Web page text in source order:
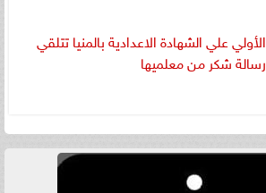
الأولي علي الشهادة الاعدادية بالمنيا تتلقي
رسالة شكر من معلميها